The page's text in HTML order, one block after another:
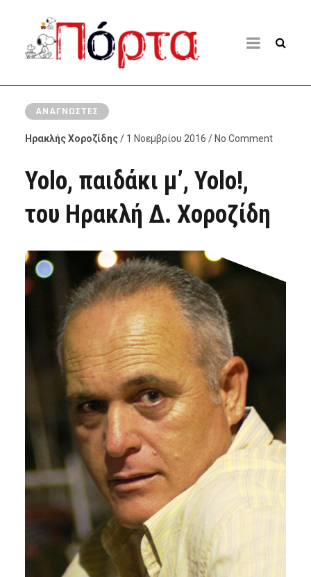
ΑΝΑΓΝΏΣΤΕΣ
Ηρακλής Χοροζίδης/ 1 Νοεμβρίου 2016 / No Comment
Yolo, παιδάκι μ’, Yolo!,
του Ηρακλή Δ. Χοροζίδη